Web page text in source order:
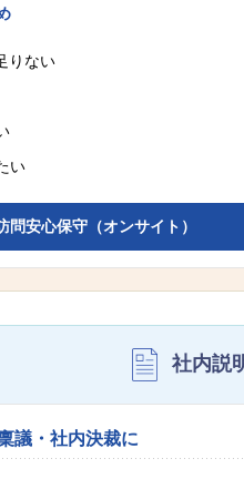
りない
い
問安心保守（オンサイト）
社内説
議・社内決裁に